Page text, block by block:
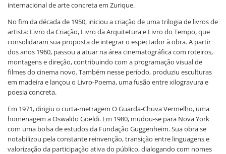
internacional de arte concreta em Zurique.
No fim da década de 1950, iniciou a criação de uma trilogia de livros de
artista: Livro da Criação, Livro da Arquitetura e Livro do Tempo, que
consolidaram sua proposta de integrar o espectador à obra. A partir
dos anos 1960, passou a atuar na área cinematográfica com roteiros,
montagens e direção, contribuindo com a programação visual de
filmes do cinema novo. Também nesse período, produziu esculturas
em madeira e lançou o Livro-Poema, uma fusão entre xilogravura e
poesia concreta.
Em 1971, dirigiu o curta-metragem O Guarda-Chuva Vermelho, uma
homenagem a Oswaldo Goeldi. Em 1980, mudou-se para Nova York
com uma bolsa de estudos da Fundação Guggenheim. Sua obra se
notabilizou pela constante reinvenção, transição entre linguagens e
valorização da participação ativa do público, dialogando com nomes